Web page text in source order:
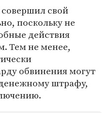
совершил свой
поскольку не
действия
Тем не менее,
обвинения могут
штрафу,